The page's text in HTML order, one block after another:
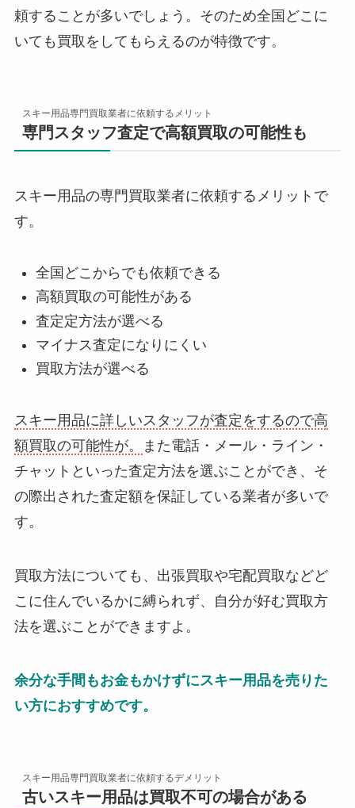
頼することが多いでしょう。そのため全国どこに
いても買取をしてもらえるのが特徴です。
スキー用品専門買取業者に依頼するメリット
専門スタッフ査定で高額買取の可能性も
スキー用品の専門買取業者に依頼するメリットで
す。
全国どこからでも依頼できる
高額買取の可能性がある
査定定方法が選べる
マイナス査定になりにくい
買取方法が選べる
スキー用品に詳しいスタッフが査定をするので高
額買取の可能性が。
また電話・メール・ライン・
チャットといった査定方法を選ぶことができ、そ
の際出された査定額を保証している業者が多いで
す。
買取方法についても、出張買取や宅配買取などど
こに住んでいるかに縛られず、自分が好む買取方
法を選ぶことができますよ。
余分な手間もお金もかけずにスキー用品を売りた
い方におすすめです。
スキー用品専門買取業者に依頼するデメリット
古いスキー用品は買取不可の場合がある